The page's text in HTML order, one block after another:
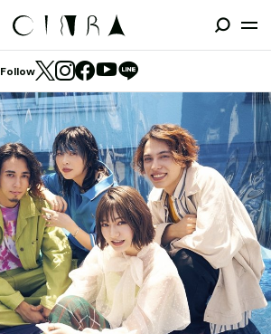
Follow